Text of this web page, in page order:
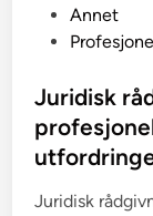
d
i
n
Annet
Juridisk
Juridisk